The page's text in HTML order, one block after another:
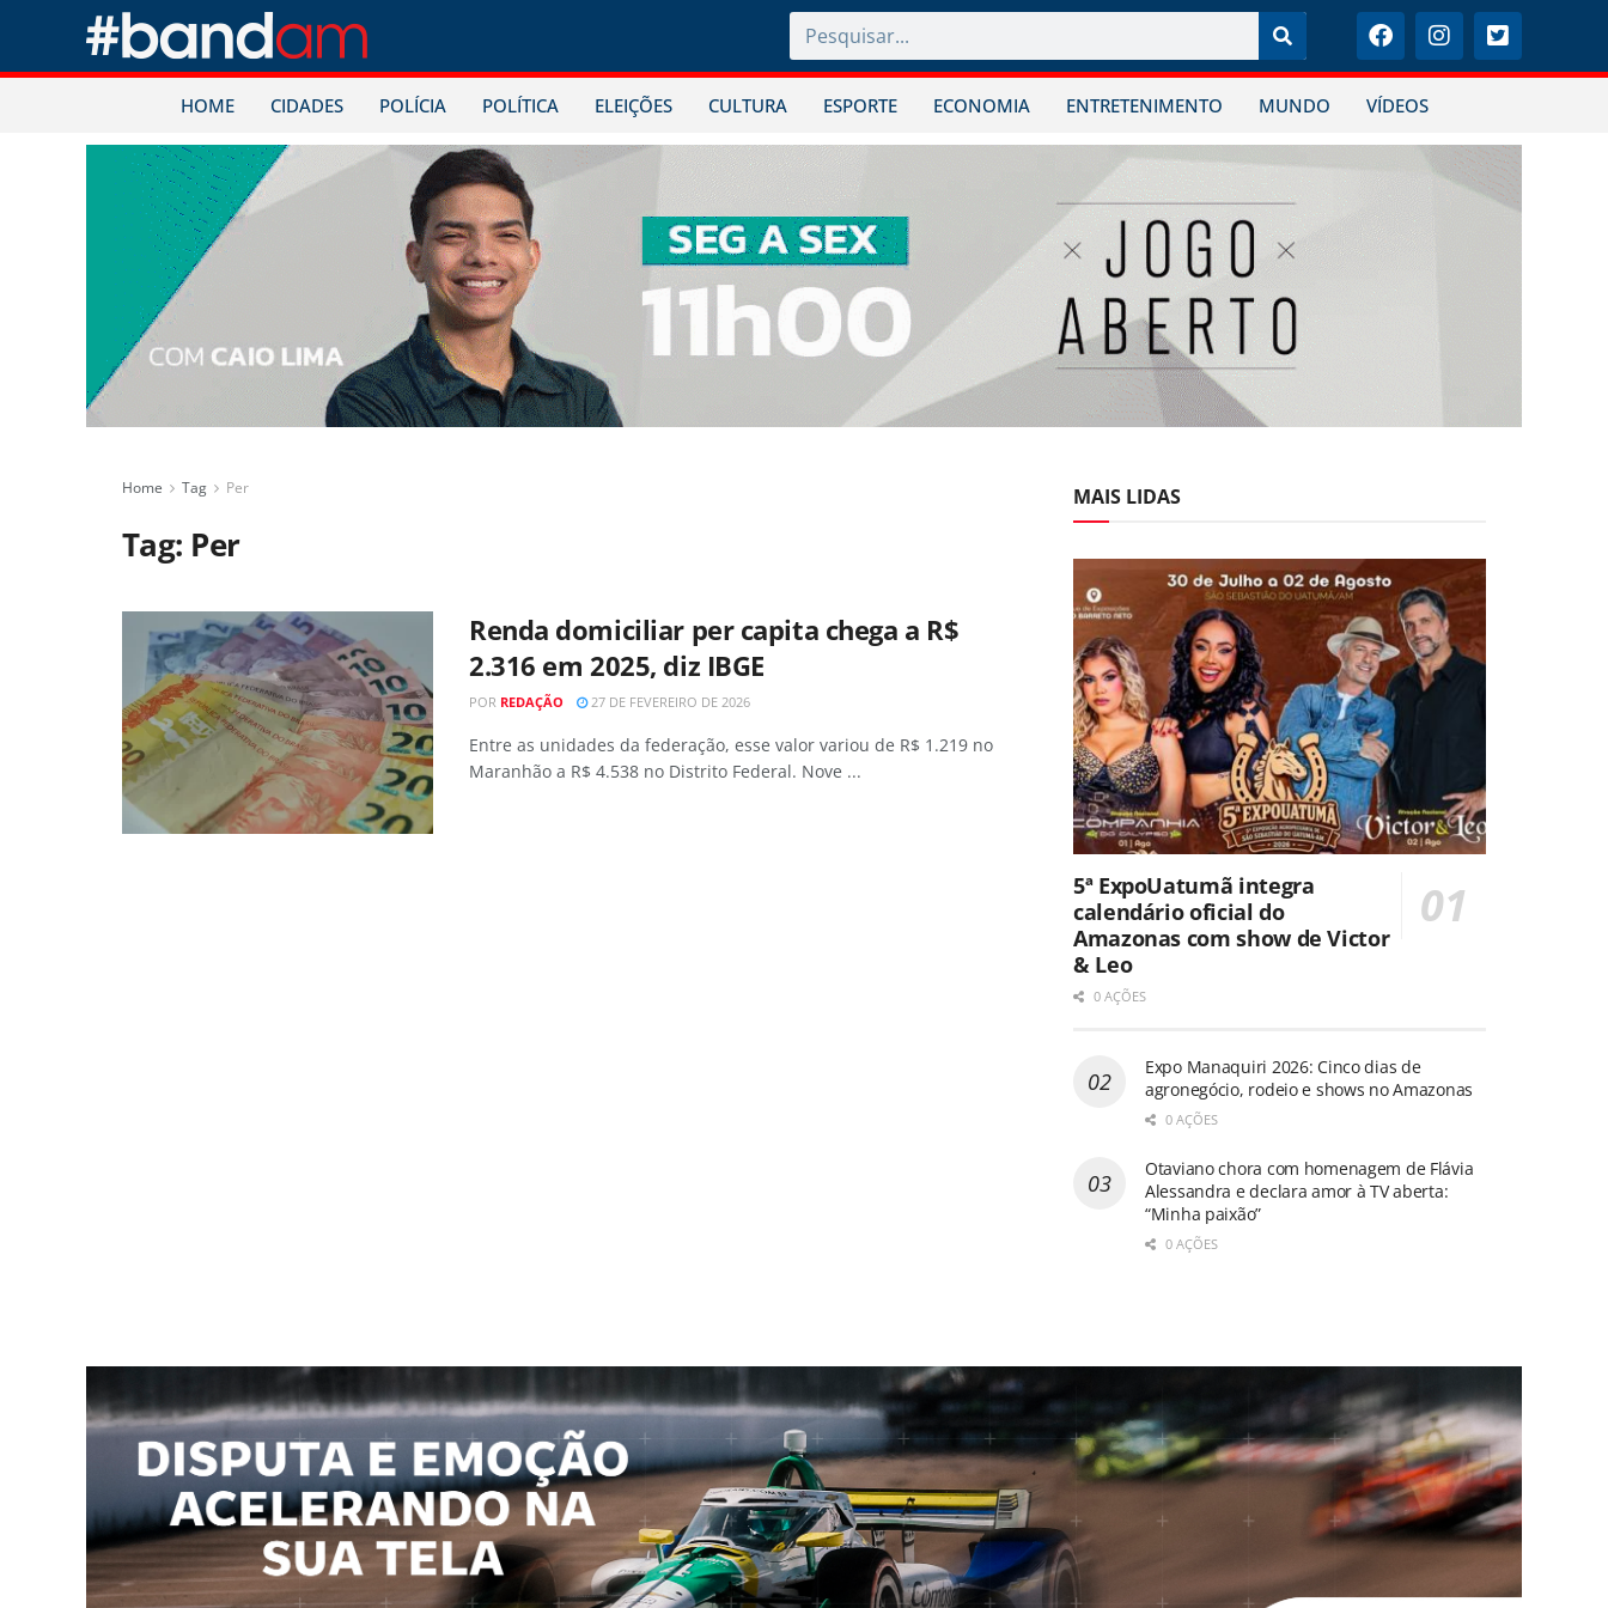
HOME CIDADES POLÍCIA POLÍTICA ELEIÇÕES CULTURA ESPORTE ECONOMIA ENTRETENIMENTO MUNDO VÍDEOS
Home Tag Per
Tag: Per
Renda domiciliar per capita chega a R$
2.316 em 2025, diz IBGE
POR REDAÇÃO 27 DE FEVEREIRO DE 2026
Entre as unidades da federação, esse valor variou de R$ 1.219 no
Maranhão a R$ 4.538 no Distrito Federal. Nove ...
MAIS LIDAS
5ª ExpoUatumã integra
calendário oficial do
Amazonas com show de Victor
& Leo
0 AÇÕES
Expo Manaquiri 2026: Cinco dias de
agronegócio, rodeio e shows no Amazonas
0 AÇÕES
Otaviano chora com homenagem de Flávia
Alessandra e declara amor à TV aberta:
“Minha paixão”
0 AÇÕES